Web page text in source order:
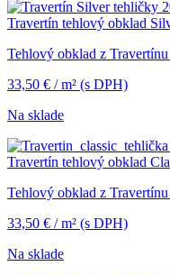
Travertín tehlový obklad
Tehlový obklad z
33,50 € / m² (s DPH)
Na sklade
Travertín tehlový obklad
Tehlový obklad z
33,50 € / m² (s DPH)
Na sklade